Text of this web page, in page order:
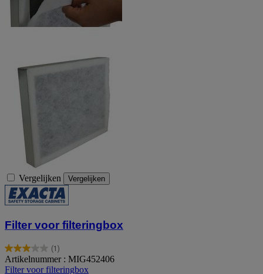
Vergelijken Vergelijken
Filter voor filteringbox
(1)
3.0
van
Artikelnummer : MIG452406
Filter voor filteringbox